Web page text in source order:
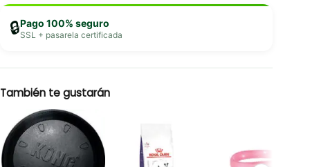
🔒Pago 100% seguro
SSL + pasarela certificada
También te gustarán